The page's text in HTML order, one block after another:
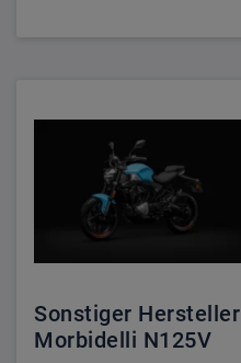
Sonstiger Hersteller
Morbidelli N125V